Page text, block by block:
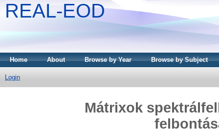
REAL-EOD
Home About Browse by Year Browse by Subject
Login
Mátrixok